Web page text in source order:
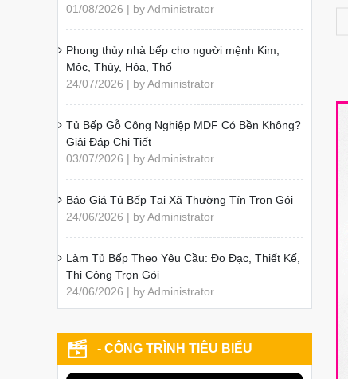
01/08/2026 | by Administrator
Phong thủy nhà bếp cho người mệnh Kim,
Mộc, Thủy, Hỏa, Thổ
24/07/2026 | by Administrator
Tủ Bếp Gỗ Công Nghiệp MDF Có Bền Không?
Giải Đáp Chi Tiết
03/07/2026 | by Administrator
Báo Giá Tủ Bếp Tại Xã Thường Tín Trọn Gói
24/06/2026 | by Administrator
Làm Tủ Bếp Theo Yêu Cầu: Đo Đạc, Thiết Kế,
Thi Công Trọn Gói
24/06/2026 | by Administrator
- CÔNG TRÌNH TIÊU BIỂU